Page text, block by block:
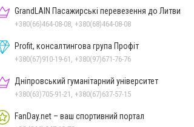
GrandLAIN Пасажирські перевезення до Литви
+380(66)464-08-08, +380(68)464-08-08
Profit, консалтингова група Профіт
+380(67)910-19-61, +380(97)671-76-76
Дніпровський гуманітарний університет
+380(63)705-91-21, +380(67)637-57-15
FanDay.net – ваш спортивний портал